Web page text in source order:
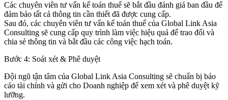
Các chuyên viên tư vấn kế toán thuế sẽ bắt đầu đánh giá ban đầu để
đảm bảo tất cả thông tin cần thiết đã được cung cấp.
Sau đó, các chuyên viên tư vấn kế toán thuế của Global Link Asia
Consulting sẽ cung cấp quy trình làm việc hiệu quả để trao đổi và
chia sẻ thông tin và bắt đầu các công việc hạch toán.
Bước 4: Soát xét & Phê duyệt
Đội ngũ tận tâm của Global Link Asia Consulting sẽ chuẩn bị báo
cáo tài chính và gửi cho Doanh nghiệp để xem xét và phê duyệt kỹ
lưỡng.